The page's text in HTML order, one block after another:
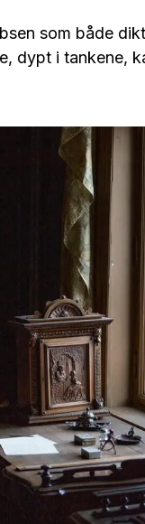
som både
dypt i tankene,